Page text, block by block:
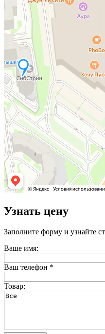
Узнать цену
Заполните форму и узнайте
Ваше имя:
Ваш телефон *
Товар: